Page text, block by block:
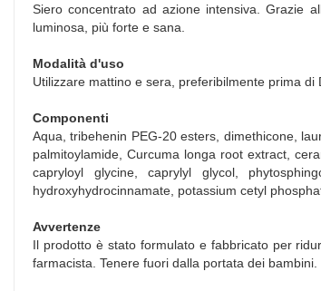
Siero concentrato ad azione intensiva. Grazie
luminosa, più forte e sana.
Modalità d'uso
Utilizzare mattino e sera, preferibilmente prima
Componenti
Aqua, tribehenin PEG-20 esters, dimethicone,
palmitoylamide, Curcuma longa root extract,
capryloyl glycine, caprylyl glycol,
hydroxyhydrocinnamate, potassium cetyl
Avvertenze
Il prodotto è stato formulato e fabbricato per
farmacista. Tenere fuori dalla portata dei bambini.